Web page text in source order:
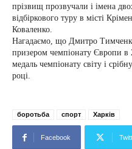
прізвищ прозвучали і імена
відбіркового туру в місті
Коваленко.
Нагадаємо, що Дмитро
призером чемпіонату Європи в
медаль чемпіонату світу і
році.
боротьба спорт Харків
Facebook